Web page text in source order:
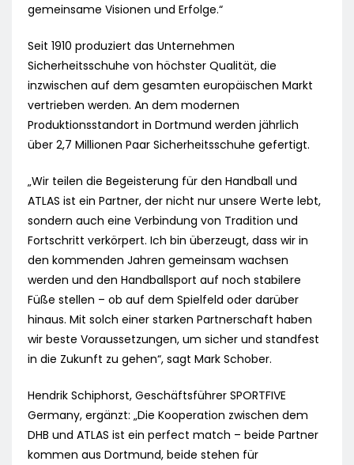
gemeinsame Visionen und Erfolge.“
Seit 1910 produziert das Unternehmen
Sicherheitsschuhe von höchster Qualität, die
inzwischen auf dem gesamten europäischen Markt
vertrieben werden. An dem modernen
Produktionsstandort in Dortmund werden jährlich
über 2,7 Millionen Paar Sicherheitsschuhe gefertigt.
„Wir teilen die Begeisterung für den Handball und
ATLAS ist ein Partner, der nicht nur unsere Werte lebt,
sondern auch eine Verbindung von Tradition und
Fortschritt verkörpert. Ich bin überzeugt, dass wir in
den kommenden Jahren gemeinsam wachsen
werden und den Handballsport auf noch stabilere
Füße stellen – ob auf dem Spielfeld oder darüber
hinaus. Mit solch einer starken Partnerschaft haben
wir beste Voraussetzungen, um sicher und standfest
in die Zukunft zu gehen“, sagt Mark Schober.
Hendrik Schiphorst, Geschäftsführer SPORTFIVE
Germany, ergänzt: „Die Kooperation zwischen dem
DHB und ATLAS ist ein perfect match – beide Partner
kommen aus Dortmund, beide stehen für